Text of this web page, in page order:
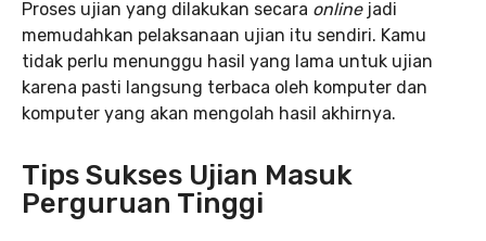
Proses ujian yang dilakukan secara onlinejadi
memudahkan pelaksanaan ujian itu sendiri. Kamu
tidak perlu menunggu hasil yang lama untuk ujian
karena pasti langsung terbaca oleh komputer dan
komputer yang akan mengolah hasil akhirnya.
Tips Sukses Ujian Masuk
Perguruan Tinggi